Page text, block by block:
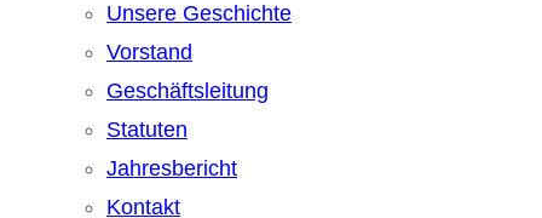
Unsere Geschichte
Vorstand
Geschäftsleitung
Statuten
Jahresbericht
Kontakt